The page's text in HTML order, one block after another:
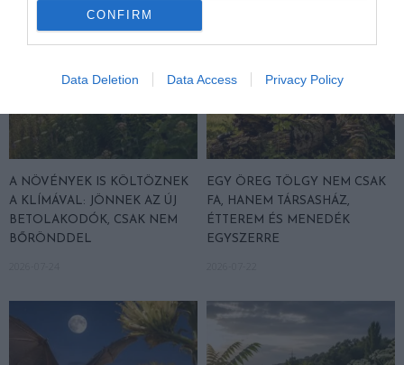
CONFIRM
Data Deletion Data Access Privacy Policy
A NÖVÉNYEK IS KÖLTÖZNEK
A KLÍMÁVAL: JÖNNEK AZ ÚJ
BETOLAKODÓK, CSAK NEM
BŐRÖNDDEL
EGY ÖREG TÖLGY NEM CSAK
FA, HANEM TÁRSASHÁZ,
ÉTTEREM ÉS MENEDÉK
EGYSZERRE